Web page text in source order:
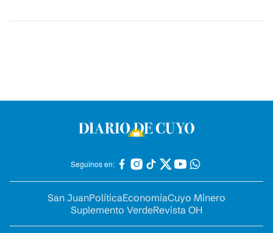
Seguinos en:
San JuanPolíticaEconomíaCuyo Minero
Suplemento VerdeRevista OH